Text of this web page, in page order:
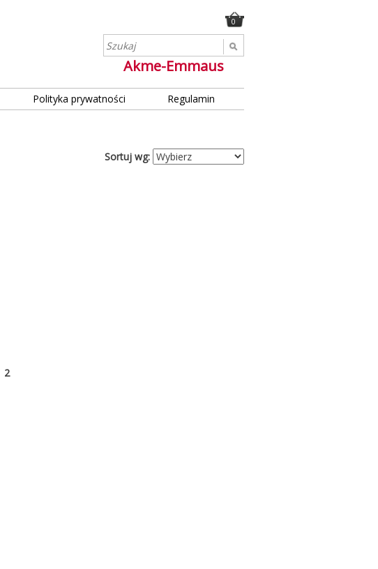
0
Akme-Emmaus
Polityka prywatności Regulamin
Sortuj wg:
2